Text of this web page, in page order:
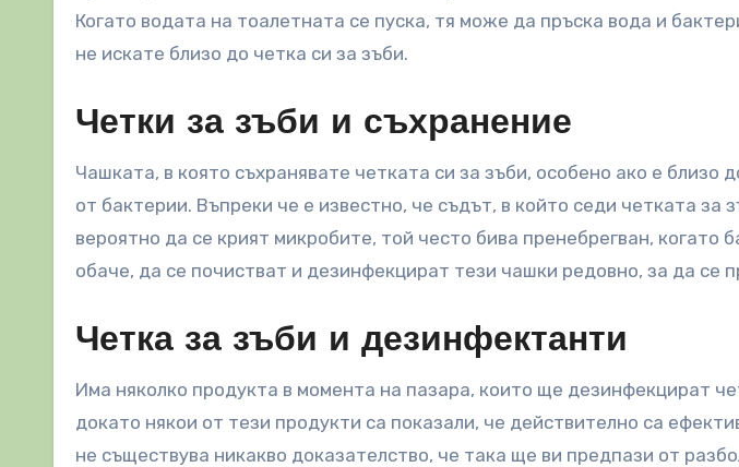
Когато водата на тоалетната се пуска, тя може да пръска вода и
не искате близо до четка си за зъби.
Четки за зъби и съхранение
Чашката, в която съхранявате четката си за зъби, особено ако е близо
от бактерии. Въпреки че е известно, че съдът, в който седи четката за
вероятно да се крият микробите, той често бива пренебрегван, когато
обаче, да се почистват и дезинфекцират тези чашки редовно, за да се
Четка за зъби и дезинфектанти
Има няколко продукта в момента на пазара, които ще дезинфекцират
докато някои от тези продукти са показали, че действително са
не съществува никакво доказателство, че така ще ви предпази от